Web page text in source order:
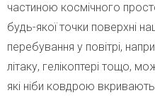
частиною космічного
будь-якої точки поверхні
перебування у повітрі,
літаку, гелікоптері тощо,
які ніби ковдрою